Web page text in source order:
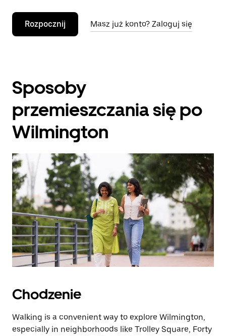
Rozpocznij Masz już konto? Zaloguj się
Sposoby
przemieszczania się po
Wilmington
Chodzenie
Walking is a convenient way to explore Wilmington,
especially in neighborhoods like Trolley Square, Forty